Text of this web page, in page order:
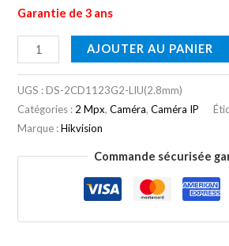
Garantie de 3 ans
AJOUTER AU PANIER
UGS :DS-2CD1123G2-LIU(2.8mm)
Catégories : 2 Mpx,Caméra,Caméra IP
Marque :Hikvision
Commande sécurisée